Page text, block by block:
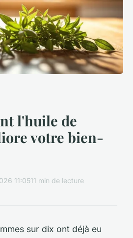
l'huile de
votre bien-
11:0511 min de lecture
sur dix ont déjà eu